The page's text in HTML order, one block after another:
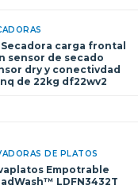
Secadora carga frontal
sensor de secado
dry y conectivdad
de 22kg df22wv2
DE PLATOS
Empotrable
LDFN3432T